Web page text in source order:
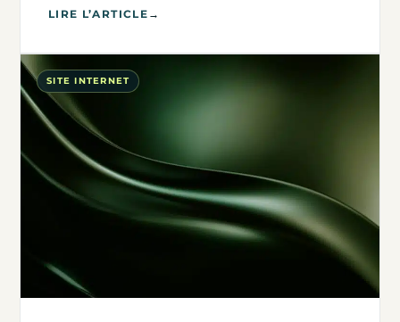
LIRE L’ARTICLE →
SITE INTERNET